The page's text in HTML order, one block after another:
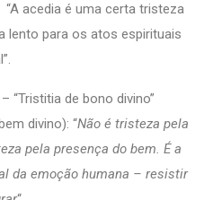
“A acedia é uma certa tristeza
lento para os atos espirituais
“Tristitia de bono divino”
divino): “Não é tristeza pela
pela presença do bem. É a
da emoção humana – resistir